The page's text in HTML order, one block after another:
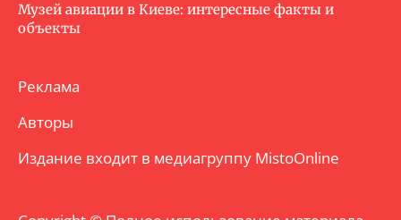
Музей авиации в Киеве: интересные факты и
объекты
Реклама
Авторы
Издание входит в медиагруппу MistoOnline